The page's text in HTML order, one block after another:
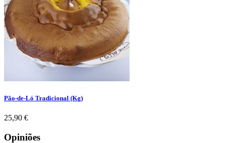
Pão-de-Ló Tradicional (Kg)
Preço
25,90 €
Opiniões